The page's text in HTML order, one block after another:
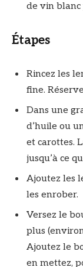
de vin blanc
Étapes
Rincez les
fine.
Dans une
d’huile ou
et carottes.
jusqu’à ce
Ajoutez les
les enrober.
Versez le
plus
Ajoutez le
en mettez,